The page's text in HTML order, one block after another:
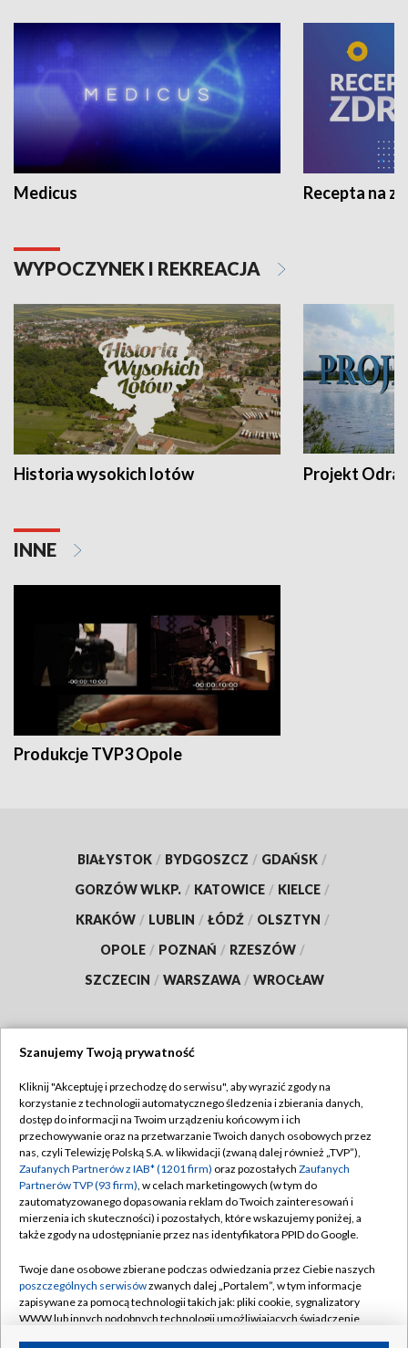
Medicus Recepta na
WYPOCZYNEK I REKREACJA
Historia wysokich lotów Projekt Odra
INNE
Produkcje TVP3 Opole
BIAŁYSTOK / BYDGOSZCZ / GDAŃSK /
GORZÓW WLKP. / KATOWICE / KIELCE /
KRAKÓW / LUBLIN / ŁÓDŹ / OLSZTYN /
OPOLE / POZNAŃ / RZESZÓW /
SZCZECIN / WARSZAWA / WROCŁAW
TVP
Abonament TVP
Emisja w TVP
Centrum informacji TVP
Naziemna Telewizja Cyfrowa
Rada Programowa
System NOS
Informacje o nadawcy
Regulamin TVP
Polityka prywatności
Moje zgody
Pomoc
Kontakt
Szanujemy Twoją prywatność
Kliknij "Akceptuję i przechodzę do serwisu", aby wyrazić zgody na
korzystanie z technologii automatycznego śledzenia i zbierania danych,
dostęp do informacji na Twoim urządzeniu końcowym i ich
przechowywanie oraz na przetwarzanie Twoich danych osobowych przez
nas, czyli Telewizję Polską S.A. w likwidacji (zwaną dalej również „TVP”),
Zaufanych Partnerów z IAB* (1201 firm) oraz pozostałych Zaufanych
Partnerów TVP (93 firm), w celach marketingowych (w tym do
zautomatyzowanego dopasowania reklam do Twoich zainteresowań i
mierzenia ich skuteczności) i pozostałych, które wskazujemy poniżej, a
także zgody na udostępnianie przez nas identyfikatora PPID do Google.
Twoje dane osobowe zbierane podczas odwiedzania przez Ciebie naszych
poszczególnych serwisówzwanych dalej „Portalem”, w tym informacje
zapisywane za pomocą technologii takich jak: pliki cookie, sygnalizatory
WWW lub innych podobnych technologii umożliwiających świadczenie